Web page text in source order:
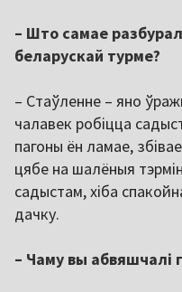
– Што самае
беларускай турме?
– Стаўленне – яно
чалавек робіцца
пагоны ён ламае,
цябе на шалёныя
садыстам, хіба
дачку.
– Чаму вы абвяшчалі